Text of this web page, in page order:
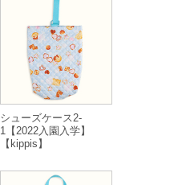
シューズケース2-
1【2022入園入学】
【kippis】